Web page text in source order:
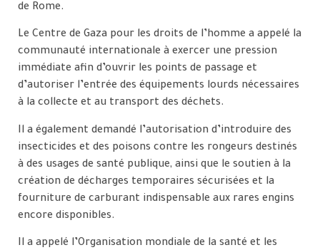
de Rome.
Le Centre de Gaza pour les droits de l’homme a appelé la
communauté internationale à exercer une pression
immédiate afin d’ouvrir les points de passage et
d’autoriser l’entrée des équipements lourds nécessaires
à la collecte et au transport des déchets.
Il a également demandé l’autorisation d’introduire des
insecticides et des poisons contre les rongeurs destinés
à des usages de santé publique, ainsi que le soutien à la
création de décharges temporaires sécurisées et la
fourniture de carburant indispensable aux rares engins
encore disponibles.
Il a appelé l’Organisation mondiale de la santé et les